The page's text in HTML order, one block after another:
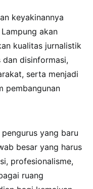
keyakinannya
akan
kualitas jurnalistik
disinformasi,
serta menjadi
pembangunan
yang baru
besar yang harus
profesionalisme,
ruang